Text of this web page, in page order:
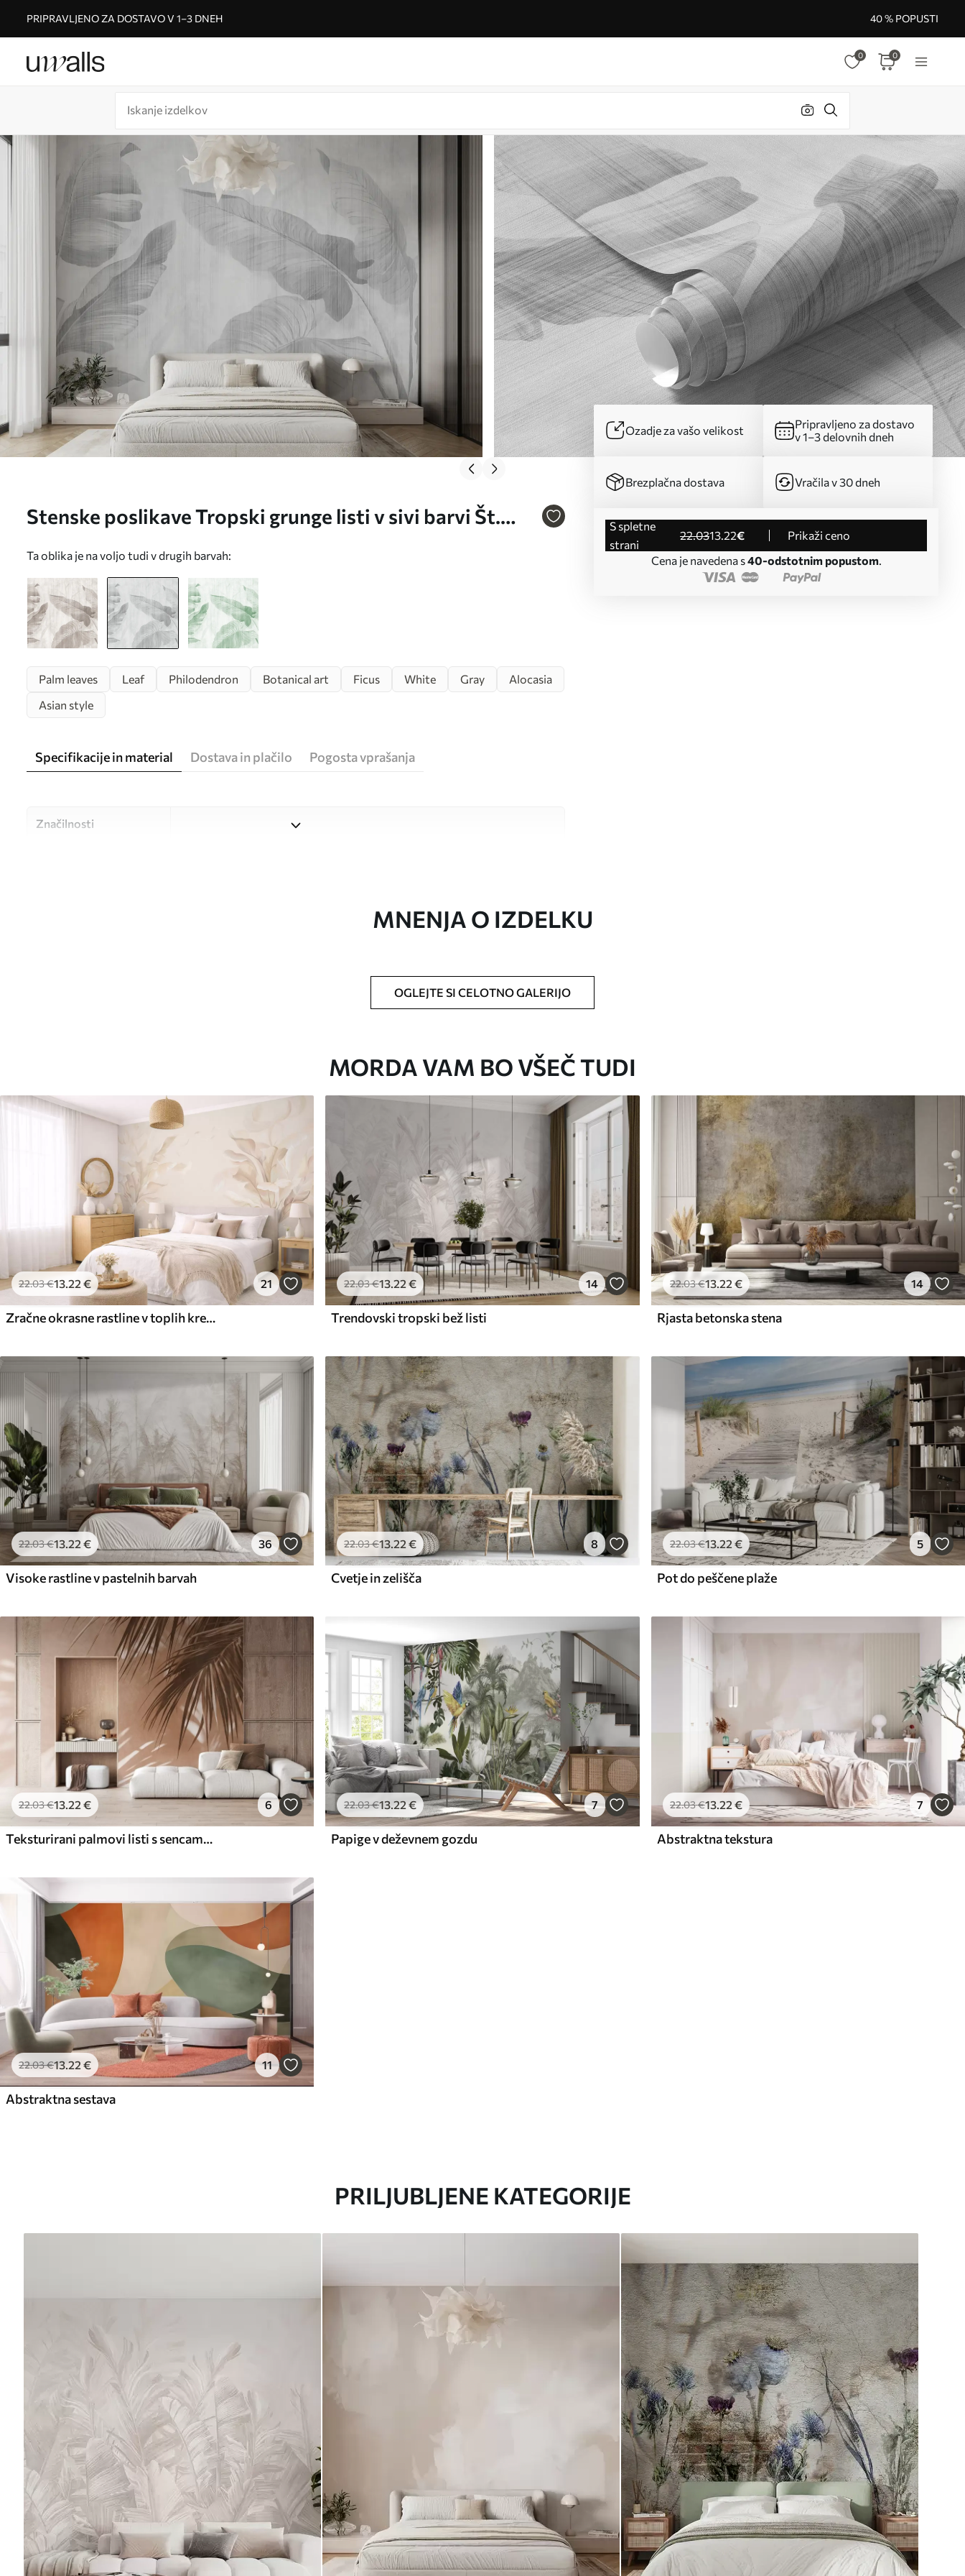
PRIPRAVLJENO ZA DOSTAVO V 1–3 DNEH 40 % POPUSTI
0 0
Stenske poslikave Tropski grunge listi v sivi barvi Št.
Ta oblika je na voljo tudi v drugih barvah:
Ozadje za vašo velikost
Pripravljeno za dostavo
v 1–3 delovnih dneh
Brezplačna dostava Vračila v 30 dneh
s spletne
strani
22.0313.22€
Prikaži ceno
Cena je navedena s40-odstotnim popustom.
Palm leaves Leaf Philodendron Botanical art Ficus White Gray
Alocasia
Asian style
Specifikacije in material Dostava in plačilo Pogosta vprašanja
Značilnosti
Čiščenje
Ozadje lahko nežno očistite z mehko gobo. Tapete z lakiranim
zaključkom lahko očistite z vodo.
Način uporabe Brezhibna uporaba
Razpoložljivi materiali
Standard
45.0027.00€/m²
Premium
56 .6734.00€/m²
Premium vinil Peel and Stick
MNENJA O IZDELKU
OGLEJTE SI CELOTNO GALERIJO
MORDA VAM BO VŠEČ TUDI
22.03€13 .22 € 21
Zračne okrasne rastline v toplih kremastih odtenkih
22.03€13 .22 € 14
Trendovski tropski bež listi
22.03€13.22 € 14
Rjasta betonska stena
22.03€13.22 € 36
Visoke rastline v pastelnih barvah
22.03€13.22 € 8
Cvetje in zelišča
22.03€13.22€ 5
Pot do peščene plaže
22.03€13 .22 € 6
Teksturirani palmovi listi s sencami, tropsko vzdušje, minimalizem
22.03€13 .22€ 7
Papige v deževnem gozdu
22.03€13.22 € 7
Abstraktna tekstura
22.03€13.22 € 11
Abstraktna sestava
PRILJUBLJENE KATEGORIJE